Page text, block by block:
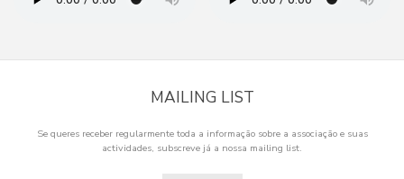
MAILING LIST
Se queres receber regularmente toda a informação sobre a associação e suas
actividades, subscreve já a nossa mailing list.